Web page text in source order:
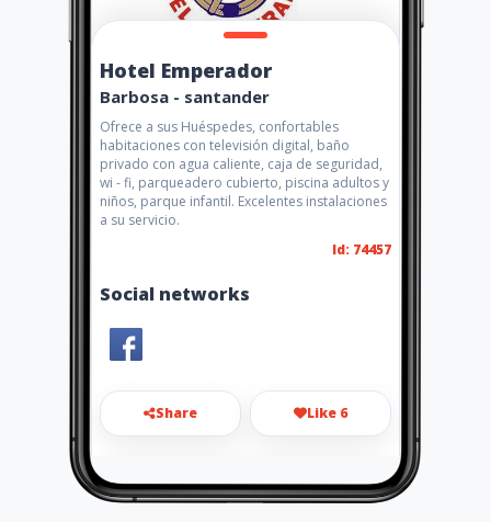
Hotel Emperador
Barbosa - santander
Ofrece a sus Huéspedes, confortables
habitaciones con televisión digital, baño
privado con agua caliente, caja de seguridad,
wi - fi, parqueadero cubierto, piscina adultos y
niños, parque infantil. Excelentes instalaciones
a su servicio.
Id: 74457
Social networks
Share Like 6
om